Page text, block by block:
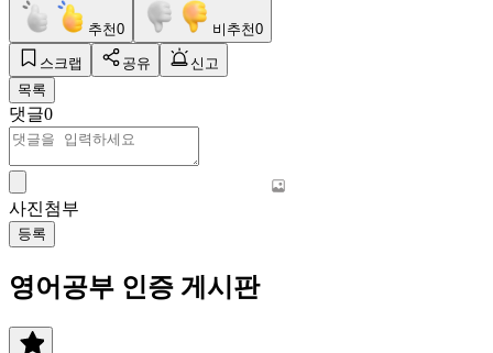
추천0 비추천0
스크랩 공유
신고
목록
댓글0
사진첨부
등록
영어공부 인증 게시판